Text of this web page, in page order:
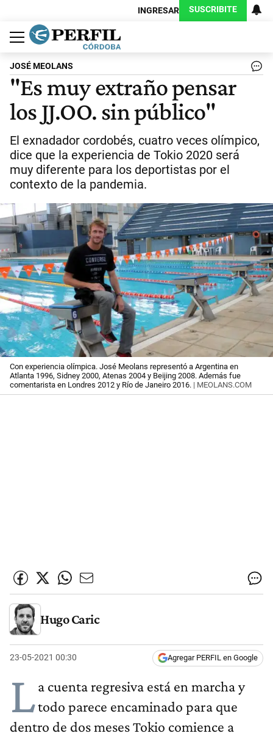
INGRESAR SUSCRIBITE
Política
Economía
Judiciales
Sociedad
Cultura
Espectáculos
Deportes
Protagonistas
JOSÉ MEOLANS
"Es muy extraño pensar
los JJ.OO. sin público"
El exnadador cordobés, cuatro veces olímpico,
dice que la experiencia de Tokio 2020 será
muy diferente para los deportistas por el
contexto de la pandemia.
Con experiencia olímpica. José Meolans representó a Argentina en
Atlanta 1996, Sidney 2000, Atenas 2004 y Beijing 2008. Además fue
comentarista en Londres 2012 y Río de Janeiro 2016. | MEOLANS.COM
Hugo Caric
23-05-2021 00:30 Agregar PERFIL en Google
La cuenta regresiva está en marcha y
todo parece encaminado para que
dentro de dos meses Tokio comience a